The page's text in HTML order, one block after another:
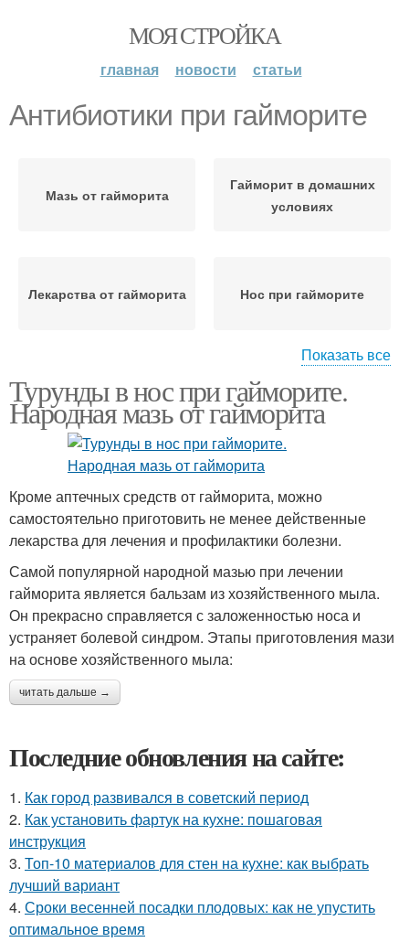
МОЯ СТРОЙКА
главная новости статьи
Антибиотики при гайморите
Мазь от гайморита
Гайморит в домашних
условиях
Лекарства от гайморита Нос при гайморите
Гнойный гайморит
Показать все
Турунды в нос при гайморите.
Народная мазь от гайморита
Кроме аптечных средств от гайморита, можно
самостоятельно приготовить не менее действенные
лекарства для лечения и профилактики болезни.
Самой популярной народной мазью при лечении
гайморита является бальзам из хозяйственного мыла.
Он прекрасно справляется с заложенностью носа и
устраняет болевой синдром. Этапы приготовления мази
на основе хозяйственного мыла:
читать дальше →
Последние обновления на сайте:
1. Как город развивался в советский период
2. Как установить фартук на кухне: пошаговая
инструкция
3. Топ-10 материалов для стен на кухне: как выбрать
лучший вариант
4. Сроки весенней посадки плодовых: как не упустить
оптимальное время